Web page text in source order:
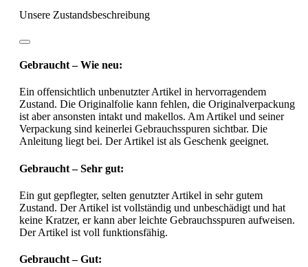
Unsere Zustandsbeschreibung
Gebraucht – Wie neu:
Ein offensichtlich unbenutzter Artikel in hervorragendem
Zustand. Die Originalfolie kann fehlen, die Originalverpackung
ist aber ansonsten intakt und makellos. Am Artikel und seiner
Verpackung sind keinerlei Gebrauchsspuren sichtbar. Die
Anleitung liegt bei. Der Artikel ist als Geschenk geeignet.
Gebraucht – Sehr gut:
Ein gut gepflegter, selten genutzter Artikel in sehr gutem
Zustand. Der Artikel ist vollständig und unbeschädigt und hat
keine Kratzer, er kann aber leichte Gebrauchsspuren aufweisen.
Der Artikel ist voll funktionsfähig.
Gebraucht – Gut: